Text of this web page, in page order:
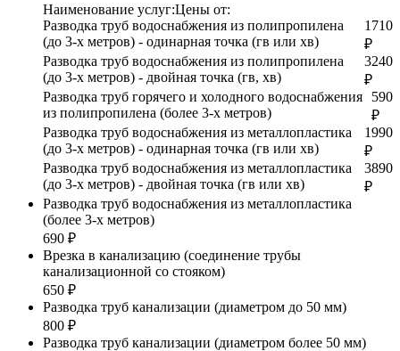
Наименование услуг:Цены от:
Разводка труб водоснабжения из полипропилена
(до 3-х метров) - одинарная точка (гв или хв)
1710
₽
Разводка труб водоснабжения из полипропилена
(до 3-х метров) - двойная точка (гв, хв)
3240
₽
Разводка труб горячего и холодного водоснабжения
из полипропилена (более 3-х метров)
590
₽
Разводка труб водоснабжения из металлопластика
(до 3-х метров) - одинарная точка (гв или хв)
1990
₽
Разводка труб водоснабжения из металлопластика
(до 3-х метров) - двойная точка (гв или хв)
3890
₽
Разводка труб водоснабжения из металлопластика
(более 3-х метров)
690 ₽
Врезка в канализацию (соединение трубы
канализационной со стояком)
650 ₽
Разводка труб канализации (диаметром до 50 мм)
800 ₽
Разводка труб канализации (диаметром более 50 мм)